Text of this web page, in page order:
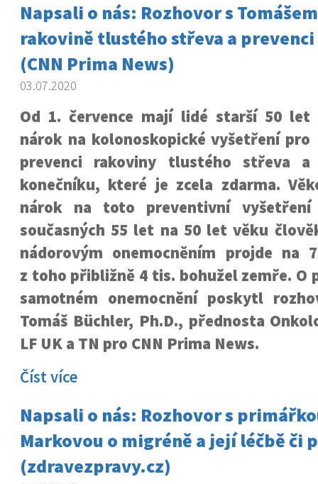
Napsali o nás: Rozhovor s
rakovině tlustého střeva a
(CNN Prima News)
03.07.2020
Od 1. července mají lidé starší 50 let
nárok na kolonoskopické vyšetření pro
prevenci rakoviny tlustého střeva a
konečníku, které je zcela zdarma.
nárok na toto preventivní
současných 55 let na 50 let věku
nádorovým onemocněním projde na
z toho přibližně 4 tis. bohužel zemře. O
samotném onemocnění poskytl
Tomáš Büchler, Ph.D., přednosta
LF UK a TN pro CNN Prima News.
Číst více
Napsali o nás: Rozhovor s
Markovou o migréně a její léčbě či
(zdravezpravy.cz)